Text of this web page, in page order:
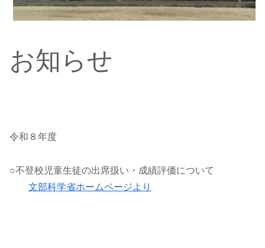
お知らせ
令和８年度
○不登校児童生徒の出席扱い・成績評価について
文部科学省ホームページより